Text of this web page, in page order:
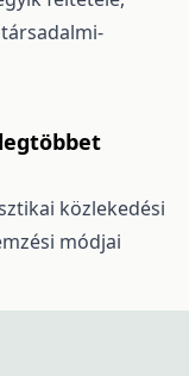
közlekedési
módjai